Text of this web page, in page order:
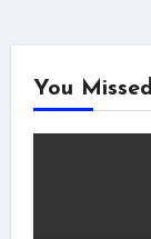
You Missed